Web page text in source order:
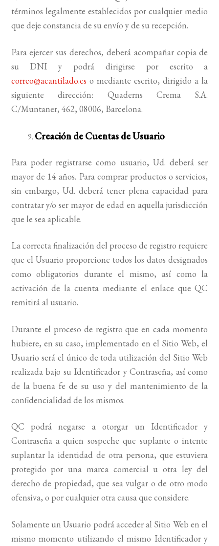
términos legalmente establecidos por cualquier medio
que deje constancia de su envío y de su recepción.
Para ejercer sus derechos, deberá acompañar copia de
su DNI y podrá dirigirse por escrito a
correo@acantilado.es o mediante escrito, dirigido a la
siguiente dirección: Quaderns Crema S.A.
C/Muntaner, 462, 08006, Barcelona.
Creación de Cuentas de Usuario
Para poder registrarse como usuario, Ud. deberá ser
mayor de 14 años. Para comprar productos o servicios,
sin embargo, Ud. deberá tener plena capacidad para
contratar y/o ser mayor de edad en aquella jurisdicción
que le sea aplicable.
La correcta finalización del proceso de registro requiere
que el Usuario proporcione todos los datos designados
como obligatorios durante el mismo, así como la
activación de la cuenta mediante el enlace que QC
remitirá al usuario.
Durante el proceso de registro que en cada momento
hubiere, en su caso, implementado en el Sitio Web, el
Usuario será el único de toda utilización del Sitio Web
realizada bajo su Identificador y Contraseña, así como
de la buena fe de su uso y del mantenimiento de la
confidencialidad de los mismos.
QC podrá negarse a otorgar un Identificador y
Contraseña a quien sospeche que suplante o intente
suplantar la identidad de otra persona, que estuviera
protegido por una marca comercial u otra ley del
derecho de propiedad, que sea vulgar o de otro modo
ofensiva, o por cualquier otra causa que considere.
Solamente un Usuario podrá acceder al Sitio Web en el
mismo momento utilizando el mismo Identificador y